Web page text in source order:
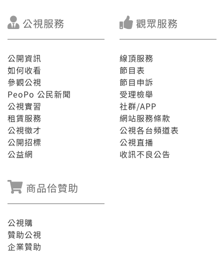
公視服務
公開資訊
如何收看
參觀公視
PeoPo 公民新聞
公視實習
租賃服務
公視徵才
公開招標
公益網
觀眾服務
線頂服務
節目表
節目申訴
受理檢舉
社群/APP
網站服務條款
公視各台頻道表
公視直播
收訊不良公告
商品佮贊助
公視購
贊助公視
企業贊助